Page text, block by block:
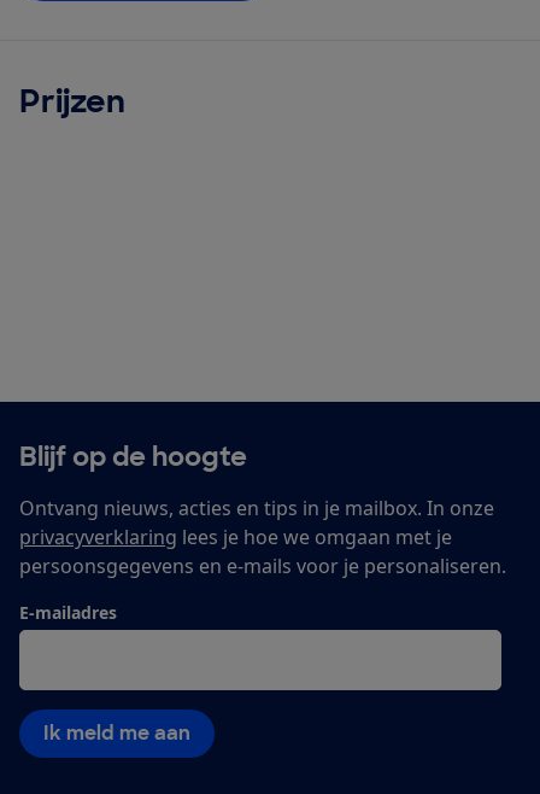
Prijzen
Blijf op de hoogte
Ontvang nieuws, acties en tips in je mailbox. In onze
privacyverklaring lees je hoe we omgaan met je
persoonsgegevens en e-mails voor je personaliseren.
E-mailadres
Ik meld me aan